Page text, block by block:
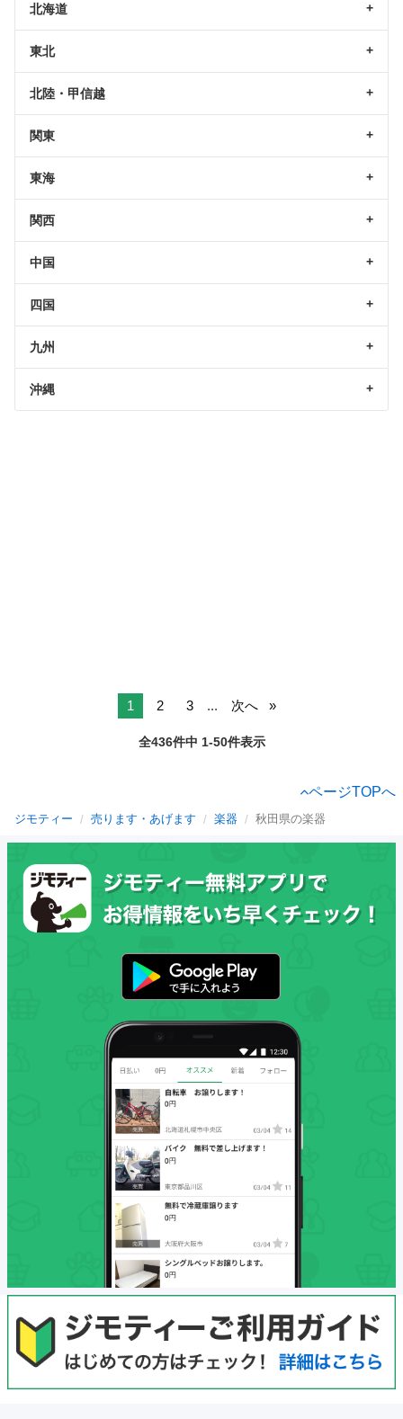
北海道
東北
北陸・甲信越
関東
東海
関西
中国
四国
九州
沖縄
1 2 3 ... 次へ
全436件中 1-50件表示
ページTOPへ
ジモティー 売ります・あげます 楽器 秋田県の楽器